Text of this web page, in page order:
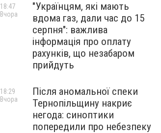
"Українцям, які мають
вдома газ, дали час до 15
серпня": важлива
інформація про оплату
рахунків, що незабаром
прийдуть
18:47
Вчора
Після аномальної спеки
Тернопільщину накриє
негода: синоптики
попередили про небезпеку
18:29
Вчора